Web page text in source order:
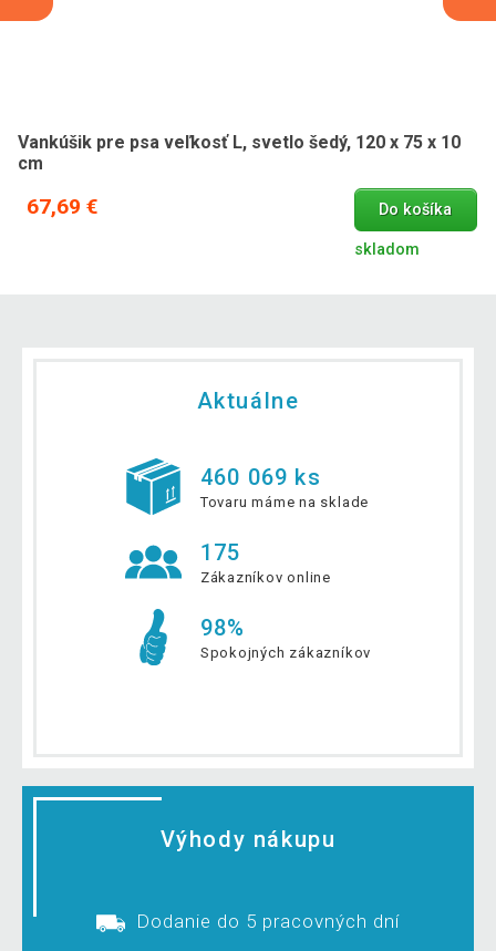
Vankúšik pre psa veľkosť L, svetlo šedý, 120 x 75 x 10
cm
67,69 € Do košíka
skladom
Aktuálne
460 069 ks
Tovaru máme na sklade
175
Zákazníkov online
98%
Spokojných zákazníkov
Výhody nákupu
Dodanie do 5 pracovných dní